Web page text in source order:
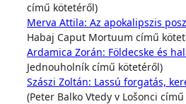
című kötetéről)
Merva Attila: Az apokalipszis
Habaj Caput Mortuum című
Ardamica Zorán: Földecske és
Jednouholník című kötetéről)
Szászi Zoltán: Lassú forgatás,
(Peter Balko Vtedy v Lošonci